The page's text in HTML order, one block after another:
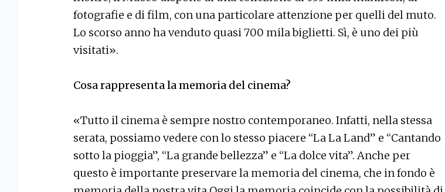
fotografie e di film, con una particolare attenzione per quelli del muto.
Lo scorso anno ha venduto quasi 700 mila biglietti. Sì, è uno dei più
visitati».
Cosa rappresenta la memoria del cinema?
«Tutto il cinema è sempre nostro contemporaneo. Infatti, nella stessa
serata, possiamo vedere con lo stesso piacere “La La Land” e “Cantando
sotto la pioggia”, “La grande bellezza” e “La dolce vita”. Anche per
questo è importante preservare la memoria del cinema, che in fondo è